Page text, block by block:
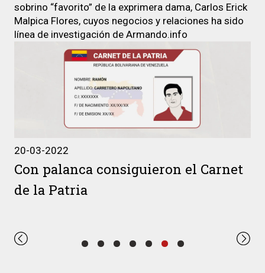
sobrino “favorito” de la exprimera dama, Carlos Erick
Malpica Flores, cuyos negocios y relaciones ha sido
línea de investigación de Armando.info
2022
palanca consiguieron el Carnet
la Patria
El